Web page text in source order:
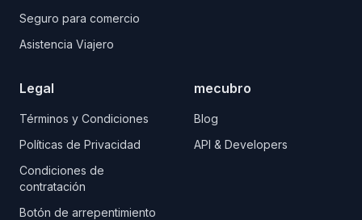
Seguro para comercio
Asistencia Viajero
Legal
Términos y Condiciones
Políticas de Privacidad
Condiciones de
contratación
Botón de arrepentimiento
mecubro
Blog
API & Developers